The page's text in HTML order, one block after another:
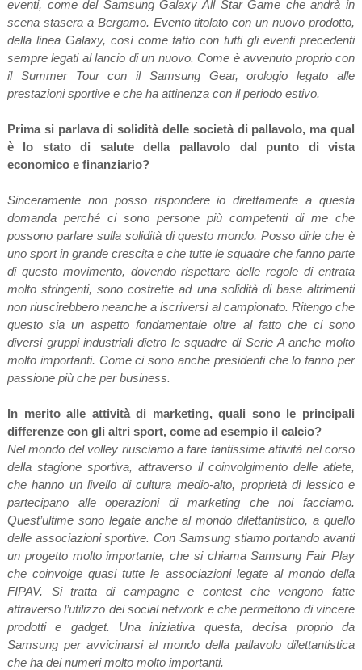
eventi, come del Samsung Galaxy All Star Game che andrà in
scena stasera a Bergamo. Evento titolato con un nuovo prodotto,
della linea Galaxy, così come fatto con tutti gli eventi precedenti
sempre legati al lancio di un nuovo. Come è avvenuto proprio con
il Summer Tour con il Samsung Gear, orologio legato alle
prestazioni sportive e che ha attinenza con il periodo estivo.
Prima si parlava di solidità delle società di pallavolo, ma qual
è lo stato di salute della pallavolo dal punto di vista
economico e finanziario?
Sinceramente non posso rispondere io direttamente a questa
domanda perché ci sono persone più competenti di me che
possono parlare sulla solidità di questo mondo. Posso dirle che è
uno sport in grande crescita e che tutte le squadre che fanno parte
di questo movimento, dovendo rispettare delle regole di entrata
molto stringenti, sono costrette ad una solidità di base altrimenti
non riuscirebbero neanche a iscriversi al campionato. Ritengo che
questo sia un aspetto fondamentale oltre al fatto che ci sono
diversi gruppi industriali dietro le squadre di Serie A anche molto
molto importanti. Come ci sono anche presidenti che lo fanno per
passione più che per business.
In merito alle attività di marketing, quali sono le principali
differenze con gli altri sport, come ad esempio il calcio?
Nel mondo del volley riusciamo a fare tantissime attività nel corso
della stagione sportiva, attraverso il coinvolgimento delle atlete,
che hanno un livello di cultura medio-alto, proprietà di lessico e
partecipano alle operazioni di marketing che noi facciamo.
Quest’ultime sono legate anche al mondo dilettantistico, a quello
delle associazioni sportive. Con Samsung stiamo portando avanti
un progetto molto importante, che si chiama Samsung Fair Play
che coinvolge quasi tutte le associazioni legate al mondo della
FIPAV. Si tratta di campagne e contest che vengono fatte
attraverso l’utilizzo dei social network e che permettono di vincere
prodotti e gadget. Una iniziativa questa, decisa proprio da
Samsung per avvicinarsi al mondo della pallavolo dilettantistica
che ha dei numeri molto molto importanti.